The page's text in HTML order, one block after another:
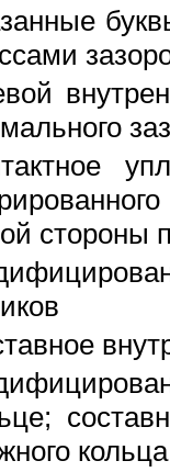
стороны
кольца